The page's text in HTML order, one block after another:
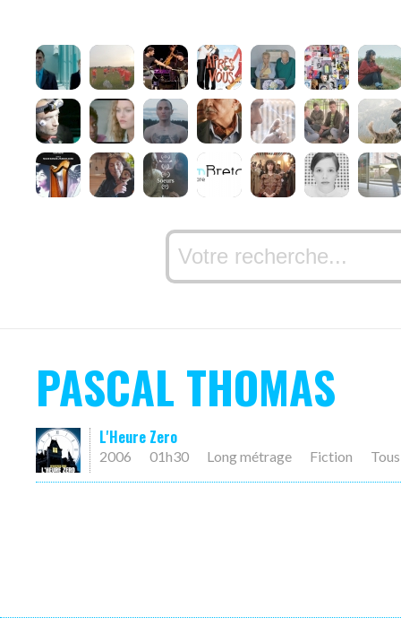
PASCAL THOMAS
L'Heure Zero
2006 01h30 Long métrage Fiction